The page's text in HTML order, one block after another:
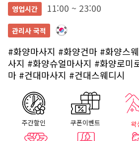
영업시간 11:00 ~ 23:00
관리사 국적
#화양마사지 #화양건마 #화양스
사지 #화양슈얼마사지 #화양로미
마 #건대마사지 #건대스웨디시
주간할인 쿠폰이벤트 왁